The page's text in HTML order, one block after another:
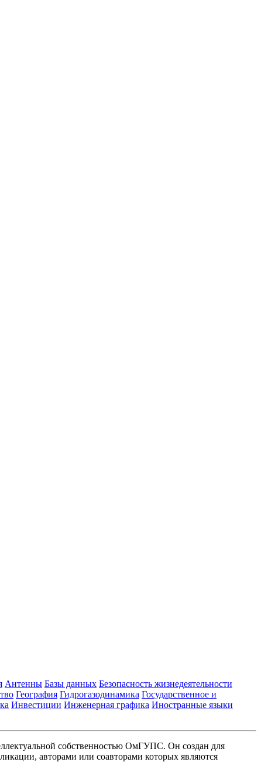
Антенны Базы данных Безопасность жизнедеятельности
География Гидрогазодинамика Государственное и
Инвестиции Инженерная графика Иностранные языки
собственностью ОмГУПС. Он создан для
авторами или соавторами которых являются